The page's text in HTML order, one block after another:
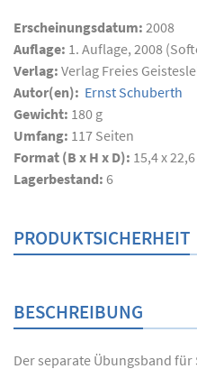
Erscheinungsdatum: 2008
Auflage: 1. Auflage, 2008
Verlag: Verlag Freies
Autor(en): Ernst Schuberth
Gewicht: 180 g
Umfang: 117 Seiten
Format (B x H x D): 15,4 x
Lagerbestand: 6
PRODUKTSICHERHEIT
BESCHREIBUNG
Der separate Übungsband